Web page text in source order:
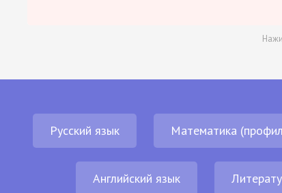
Русский язык Математика
Английский язык